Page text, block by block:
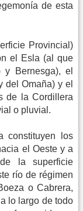
de esta
Provincial)
el Esla (al que
y Bernesga), el
del Omaña) y el
de la Cordillera
o pluvial.
constituyen los
el Oeste y a
la superficie
río de régimen
o Cabrera,
lo largo de todo